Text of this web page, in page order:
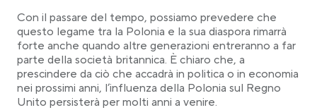
Con il passare del tempo, possiamo prevedere che
questo legame tra la Polonia e la sua diaspora rimarrà
forte anche quando altre generazioni entreranno a far
parte della società britannica. È chiaro che, a
prescindere da ciò che accadrà in politica o in economia
nei prossimi anni, l’influenza della Polonia sul Regno
Unito persisterà per molti anni a venire.